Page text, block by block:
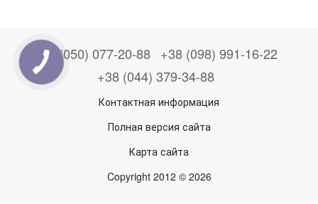
+38 (050) 077-20-88 +38 (098) 991-16-22
+38 (044) 379-34-88
Контактная информация
Полная версия сайта
Карта сайта
Copyright 2012 © 2026